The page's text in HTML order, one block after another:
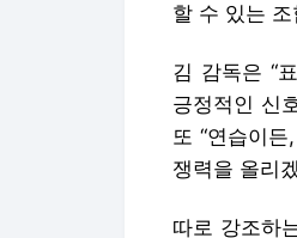
할 수 있는
김 감독은 “
긍정적인 신
또 “연습이
쟁력을 올리
따로 강조하